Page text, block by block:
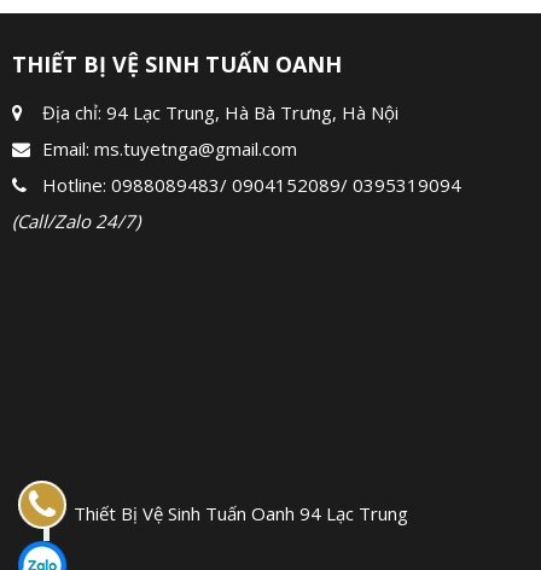
THIẾT BỊ VỆ SINH TUẤN OANH
Địa chỉ: 94 Lạc Trung, Hà Bà Trưng, Hà Nội
Email: ms.tuyetnga@gmail.com
Hotline: 0988089483/ 0904152089/ 0395319094
(Call/Zalo 24/7)
Thiết Bị Vệ Sinh Tuấn Oanh 94 Lạc Trung